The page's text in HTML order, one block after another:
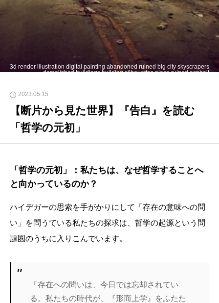
3d render illustration digital painting abandoned ruined big city skyscrapers
demolished buildings building silhouettes place ruined asphalt
2023.05.15
【断片から見た世界】『告白』を読む
「哲学の元初」
「哲学の元初」：私たちは、なぜ哲学することへ
と向かっているのか？
ハイデガーの思索を手がかりにして「存在の意味への問
い」を問うている私たちの探求は、哲学の起源という問
題圏のうちに入りこんでいます。
「存在への問いは、今日では忘却されてい
る。私たちの時代が、『形而上学』をふたた